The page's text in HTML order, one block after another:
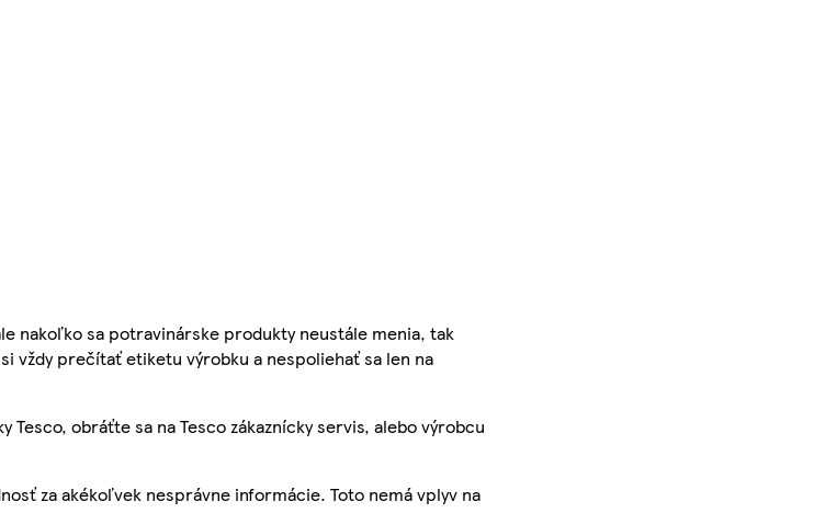
nakoľko sa potravinárske produkty neustále menia, tak
vždy prečítať etiketu výrobku a nespoliehať sa len na
obráťte sa na Tesco zákaznícky servis, alebo výrobcu
za akékoľvek nesprávne informácie. Toto nemá vplyv na